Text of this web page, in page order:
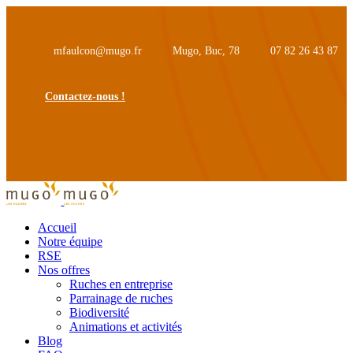
mfaulcon@mugo.fr Mugo, Buc, 78 07 82 26 43 87
Contactez-nous !
Accueil
Notre équipe
RSE
Nos offres
Ruches en entreprise
Parrainage de ruches
Biodiversité
Animations et activités
Blog